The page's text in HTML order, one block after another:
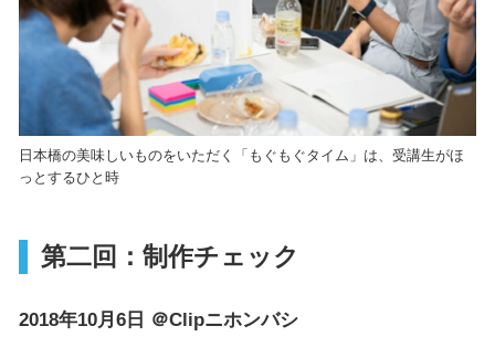
日本橋の美味しいものをいただく「もぐもぐタイム」は、受講生がほ
っとするひと時
第二回：制作チェック
2018年10月6日 ＠Clipニホンバシ